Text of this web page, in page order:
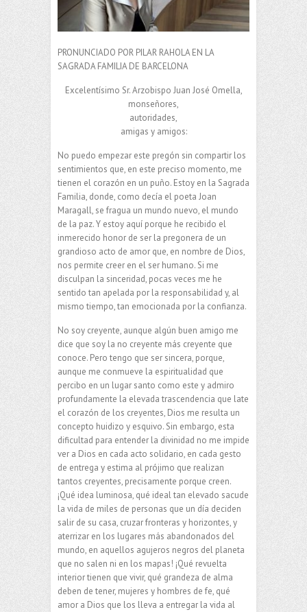
PRONUNCIADO POR PILAR RAHOLA EN LA
SAGRADA FAMILIA DE BARCELONA
Excelentísimo Sr. Arzobispo Juan José Omella,
monseñores,
autoridades,
amigas y amigos:
No puedo empezar este pregón sin compartir los
sentimientos que, en este preciso momento, me
tienen el corazón en un puño. Estoy en la Sagrada
Familia, donde, como decía el poeta Joan
Maragall, se fragua un mundo nuevo, el mundo
de la paz. Y estoy aquí porque he recibido el
inmerecido honor de ser la pregonera de un
grandioso acto de amor que, en nombre de Dios,
nos permite creer en el ser humano. Si me
disculpan la sinceridad, pocas veces me he
sentido tan apelada por la responsabilidad y, al
mismo tiempo, tan emocionada por la confianza.
No soy creyente, aunque algún buen amigo me
dice que soy la no creyente más creyente que
conoce. Pero tengo que ser sincera, porque,
aunque me conmueve la espiritualidad que
percibo en un lugar santo como este y admiro
profundamente la elevada trascendencia que late
el corazón de los creyentes, Dios me resulta un
concepto huidizo y esquivo. Sin embargo, esta
dificultad para entender la divinidad no me impide
ver a Dios en cada acto solidario, en cada gesto
de entrega y estima al prójimo que realizan
tantos creyentes, precisamente porque creen.
¡Qué idea luminosa, qué ideal tan elevado sacude
la vida de miles de personas que un día deciden
salir de su casa, cruzar fronteras y horizontes, y
aterrizar en los lugares más abandonados del
mundo, en aquellos agujeros negros del planeta
que no salen ni en los mapas! ¡Qué revuelta
interior tienen que vivir, qué grandeza de alma
deben de tener, mujeres y hombres de fe, qué
amor a Dios que los lleva a entregar la vida al